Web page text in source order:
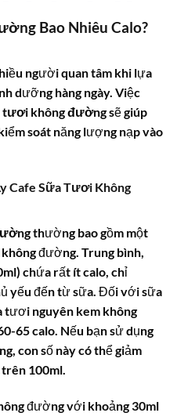
Bao Nhiêu Calo?
người quan tâm khi lựa
dưỡng hàng ngày. Việc
tươi không đườngsẽ giúp
soát năng lượng nạp vào
Cafe Sữa Tươi Không
thường bao gồm một
đường. Trung bình,
chứa rất ít calo, chỉ
yếu đến từ sữa. Đối với sữa
nguyên kem không
65 calo. Nếu bạn sử dụng
con số này có thể giảm
100ml.
đường với khoảng 30ml